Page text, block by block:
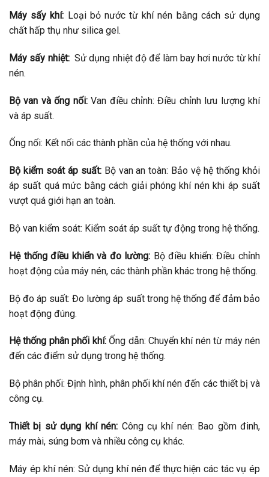
Máy sấy khí: Loại bỏ nước từ khí nén bằng cách sử dụng
chất hấp thụ như silica gel.
Máy sấy nhiệt:Sử dụng nhiệt độ để làm bay hơi nước từ khí
nén.
Bộ van và ống nối:Van điều chỉnh: Điều chỉnh lưu lượng khí
và áp suất.
Ống nối: Kết nối các thành phần của hệ thống với nhau.
Bộ kiểm soát áp suất: Bộ van an toàn: Bảo vệ hệ thống khỏi
áp suất quá mức bằng cách giải phóng khí nén khi áp suất
vượt quá giới hạn an toàn.
Bộ van kiểm soát: Kiểm soát áp suất tự động trong hệ thống.
Hệ thống điều khiển và đo lường: Bộ điều khiển: Điều chỉnh
hoạt động của máy nén, các thành phần khác trong hệ thống.
Bộ đo áp suất: Đo lường áp suất trong hệ thống để đảm bảo
hoạt động đúng.
Hệ thống phân phối khí: Ống dẫn: Chuyển khí nén từ máy nén
đến các điểm sử dụng trong hệ thống.
Bộ phân phối: Định hình, phân phối khí nén đến các thiết bị và
công cụ.
Thiết bị sử dụng khí nén: Công cụ khí nén: Bao gồm đinh,
máy mài, súng bơm và nhiều công cụ khác.
Máy ép khí nén: Sử dụng khí nén để thực hiện các tác vụ ép